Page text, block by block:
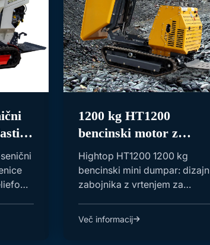
1200 kg HT1200
bencinski motor z
vrtečim se zabojnikom,
mini tovorni avtomobil
Hightop HT1200 1200 kg
bencinski mini dumpar: dizajn
zabojnika z vrtenjem za
Več informacij